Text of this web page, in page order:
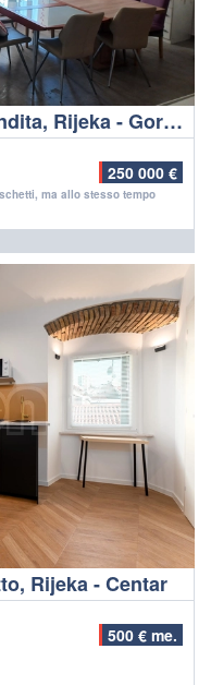
Appartamento, 150 m2, Vendita, Rijeka - Gornja Drenova
250 000 €
ma allo stesso tempo
Rijeka - Centar
500 € me.